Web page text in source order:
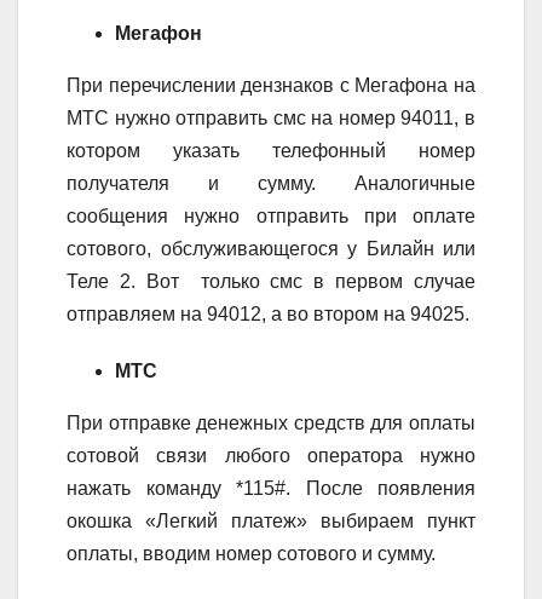
Мегафон
При перечислении дензнаков с Мегафона на
МТС нужно отправить смс на номер 94011, в
котором указать телефонный номер
получателя и сумму. Аналогичные
сообщения нужно отправить при оплате
сотового, обслуживающегося у Билайн или
Теле 2. Вот только смс в первом случае
отправляем на 94012, а во втором на 94025.
МТС
При отправке денежных средств для оплаты
сотовой связи любого оператора нужно
нажать команду *115#. После появления
окошка «Легкий платеж» выбираем пункт
оплаты, вводим номер сотового и сумму.